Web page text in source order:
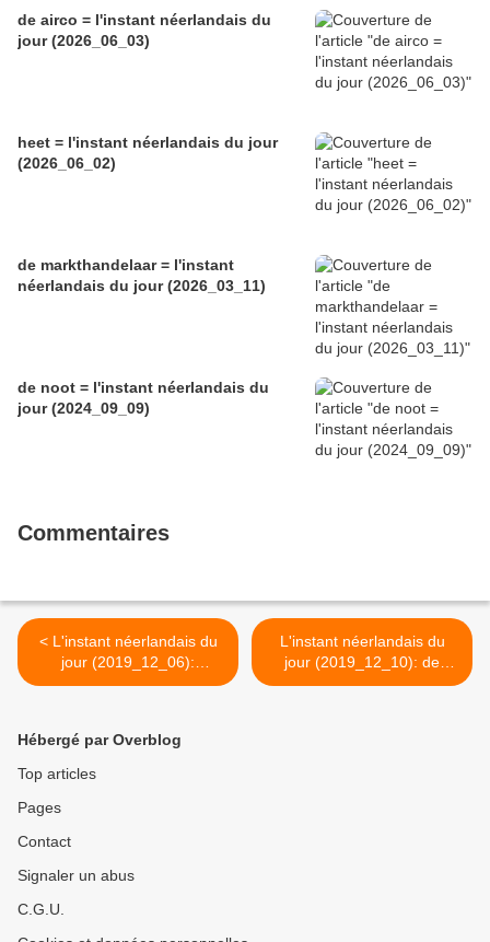
de airco = l'instant néerlandais du
jour (2026_06_03)
heet = l'instant néerlandais du jour
(2026_06_02)
de markthandelaar = l'instant
néerlandais du jour (2026_03_11)
de noot = l'instant néerlandais du
jour (2024_09_09)
Commentaires
< L'instant néerlandais du
jour (2019_12_06):
Spreekt_het_uit
L'instant néerlandais du
jour (2019_12_10): de
Europese Commissie >
Hébergé par Overblog
Top articles
Pages
Contact
Signaler un abus
C.G.U.